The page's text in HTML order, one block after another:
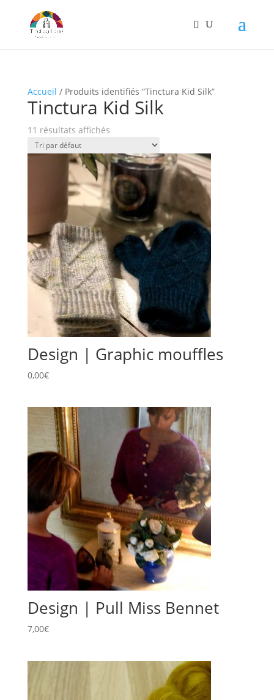
Accueil / Produits identifiés “Tinctura Kid Silk”
Tinctura Kid Silk
11 résultats affichés
Design | Graphic mouffles
0,00€
Design | Pull Miss Bennet
7,00€